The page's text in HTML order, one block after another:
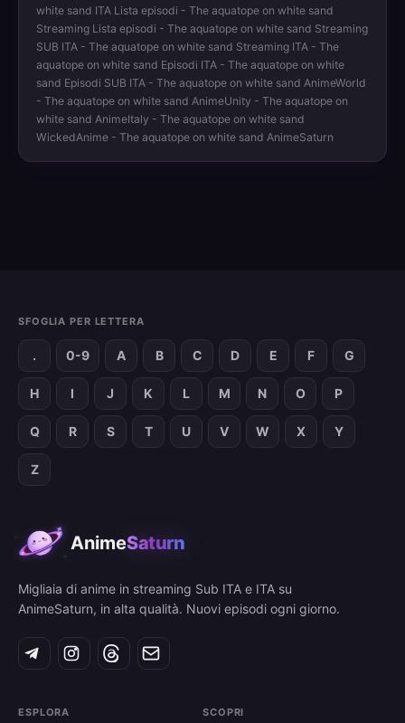
white sand ITA Lista episodi - The aquatope on white sand
Streaming Lista episodi - The aquatope on white sand Streaming
SUB ITA - The aquatope on white sand Streaming ITA - The
aquatope on white sand Episodi ITA - The aquatope on white
sand Episodi SUB ITA - The aquatope on white sand AnimeWorld
- The aquatope on white sand AnimeUnity - The aquatope on
white sand AnimeItaly - The aquatope on white sand
WickedAnime - The aquatope on white sand AnimeSaturn
SFOGLIA PER LETTERA
. 0-9 A B C D E F G
H I J K L M N O P
Q R S T U V W X Y
Z
AnimeSaturn
Migliaia di anime in streaming Sub ITA e ITA su
AnimeSaturn, in alta qualità. Nuovi episodi ogni giorno.
ESPLORA SCOPRI